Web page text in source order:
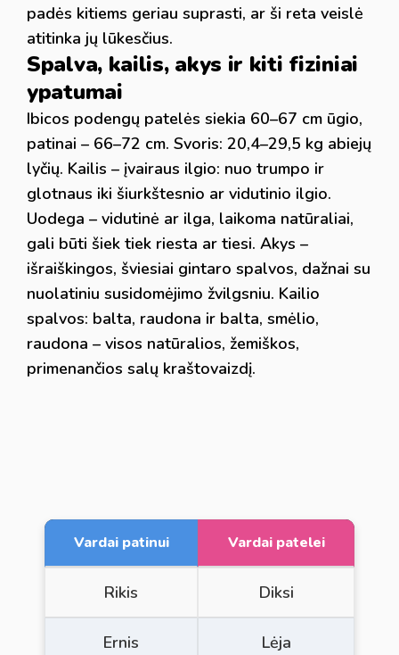
padės kitiems geriau suprasti, ar ši reta veislė
atitinka jų lūkesčius.
Spalva, kailis, akys ir kiti fiziniai
ypatumai
Ibicos podengų patelės siekia 60–67 cm ūgio,
patinai – 66–72 cm. Svoris: 20,4–29,5 kg abiejų
lyčių. Kailis – įvairaus ilgio: nuo trumpo ir
glotnaus iki šiurkštesnio ar vidutinio ilgio.
Uodega – vidutinė ar ilga, laikoma natūraliai,
gali būti šiek tiek riesta ar tiesi. Akys –
išraiškingos, šviesiai gintaro spalvos, dažnai su
nuolatiniu susidomėjimo žvilgsniu. Kailio
spalvos: balta, raudona ir balta, smėlio,
raudona – visos natūralios, žemiškos,
primenančios salų kraštovaizdį.
Vardai patinui Vardai patelei
Rikis Diksi
Ernis Lėja